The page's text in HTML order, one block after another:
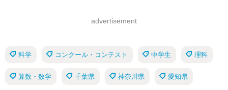
advertisement
科学 コンクール・コンテスト 中学生 理科
算数・数学 千葉県 神奈川県 愛知県